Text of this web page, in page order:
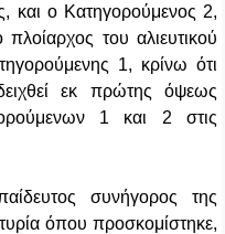
και ο Κατηγορούμενος 2,
του αλιευτικού
1, κρίνω ότι
εκ πρώτης όψεως
1 και 2 στις
συνήγορος της
όπου προσκομίστηκε,